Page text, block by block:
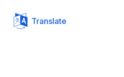
Translate